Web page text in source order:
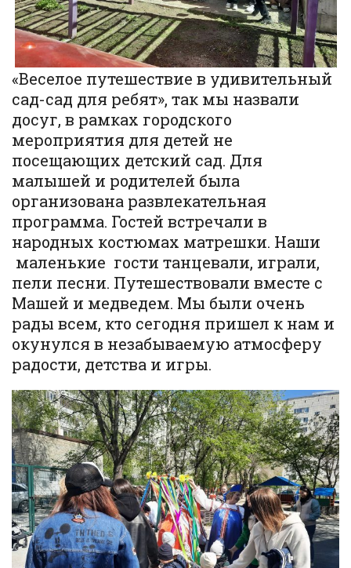
«Веселое путешествие в удивительный
сад-сад для ребят», так мы назвали
досуг, в рамках городского
мероприятия для детей не
посещающих детский сад. Для
малышей и родителей была
организована развлекательная
программа. Гостей встречали в
народных костюмах матрешки. Наши
маленькие гости танцевали, играли,
пели песни. Путешествовали вместе с
Машей и медведем. Мы были очень
рады всем, кто сегодня пришел к нам и
окунулся в незабываемую атмосферу
радости, детства и игры.